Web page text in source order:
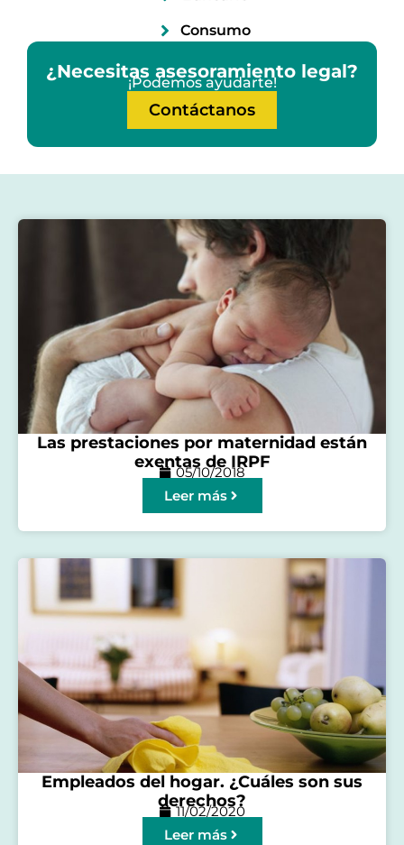
Consumo
¿Necesitas asesoramiento legal?
¡Podemos ayudarte!
Contáctanos
Las prestaciones por maternidad están
exentas de IRPF
05/10/2018
Leer más
Empleados del hogar. ¿Cuáles son sus
derechos?
11/02/2020
Leer más